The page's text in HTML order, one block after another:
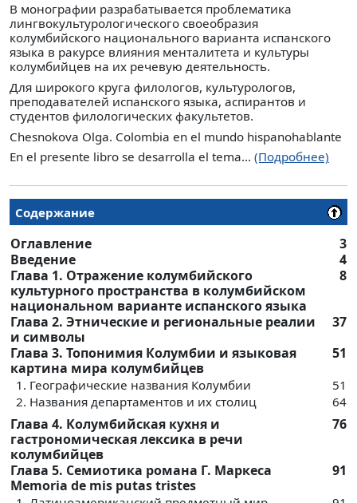
В монографии разрабатывается проблематика
лингвокультурологического своеобразия
колумбийского национального варианта испанского
языка в ракурсе влияния менталитета и культуры
колумбийцев на их речевую деятельность.
Для широкого круга филологов, культурологов,
преподавателей испанского языка, аспирантов и
студентов филологических факультетов.
Chesnokova Olga. Colombia en el mundo hispanohablante
En el presente libro se desarrolla el tema... (Подробнее)
Содержание
Оглавление
3
Введение
4
Глава 1. Отражение колумбийского
культурного пространства в колумбийском
национальном варианте испанского языка
8
Глава 2. Этнические и региональные реалии
и символы
37
Глава 3. Топонимия Колумбии и языковая
картина мира колумбийцев
51
1. Географические названия Колумбии
51
2. Названия департаментов и их столиц
64
Глава 4. Колумбийская кухня и
гастрономическая лексика в речи
колумбийцев
76
Глава 5. Семиотика романа Г. Маркеса
Memoria de mis putas tristes
91